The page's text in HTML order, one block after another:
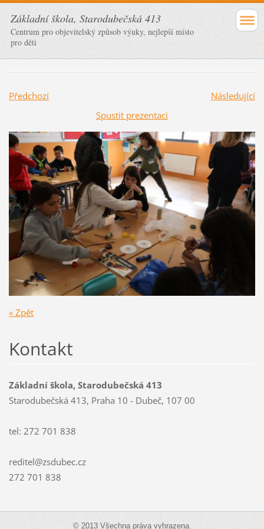
Základní škola, Starodubečská 413
Centrum pro objevitelský způsob výuky, nejlepší místo
pro děti
Předchozí
Následující
Spustit prezentaci
« Zpět
Kontakt
Základní škola, Starodubečská 413
Starodubečská 413, Praha 10 - Dubeč, 107 00
tel: 272 701 838
reditel@zsdubec.cz
272 701 838
© 2013 Všechna práva vyhrazena.